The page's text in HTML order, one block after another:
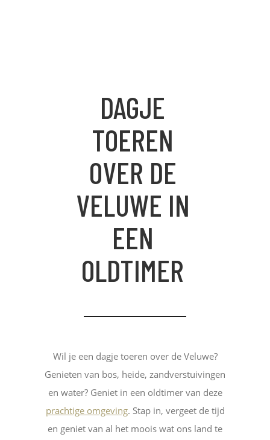
DAGJE
TOEREN
OVER DE
VELUWE IN
EEN
OLDTIMER
Wil je een dagje toeren over de Veluwe?
Genieten van bos, heide, zandverstuivingen
en water? Geniet in een oldtimer van deze
prachtige omgeving. Stap in, vergeet de tijd
en geniet van al het moois wat ons land te